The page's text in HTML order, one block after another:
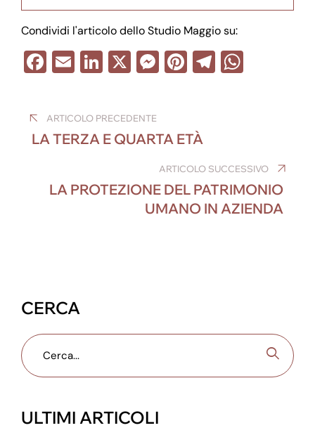
Condividi l'articolo dello Studio Maggio su:
F
c
e
b
o
E
ail
Li
k
e
dI
X M
e
n
g
er
Pi
e
st
T
m p
p
articoli
ARTICOLO PRECEDENTE
LA TERZA E QUARTA ETÀ
ARTICOLO SUCCESSIVO
LA PROTEZIONE DEL PATRIMONIO
UMANO IN AZIENDA
CERCA
ULTIMI ARTICOLI